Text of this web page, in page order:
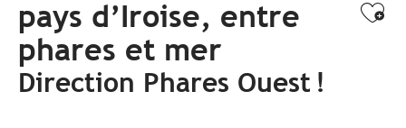
pays d’Iroise, entre
phares et mer
Direction Phares Ouest !